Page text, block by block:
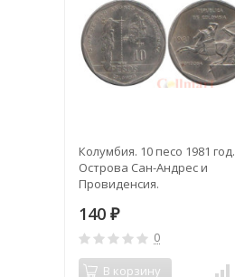
Колумбия. 10 песо 1981 год.
Острова Сан-Андрес и
Провиденсия.
140 ₽
0
В корзину